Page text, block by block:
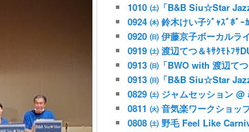
1010 ㈯「B&B Siu☆Star
0924 ㈭ 鈴木けい子ｼﾞｬｽﾞﾎﾞｰ
0920 ㈰ 伊藤京子ボーカルラ
0919 ㈯ 渡辺てつ＆ｷｻｸﾓﾄﾌｻ
0913 ㈰「BWO with 渡辺て
0913 ㈰「B&B Siu☆Star
0829 ㈯ ジャムセッション @
0811 ㈫ 音気楽ワークショッ
0808 ㈯ 野毛 Feel Like